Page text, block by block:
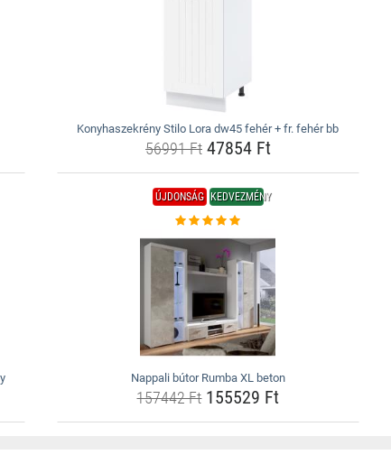
Konyhaszekrény Stilo Lora dw45 fehér + fr. fehér bb
56991 Ft47854 Ft
ÚJDONSÁG KEDVEZMÉNY
Nappali bútor Rumba XL beton
157442 Ft155529 Ft